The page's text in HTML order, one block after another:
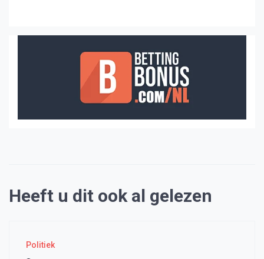
Heeft u dit ook al gelezen
Politiek